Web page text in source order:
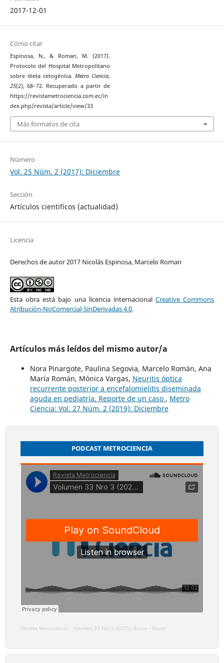
2017-12-01
Cómo citar
Espinosa, N., & Roman, M. (2017).
Protocolo del Hospital Metropolitano
sobre dieta cetogénica. Metro Ciencia,
25(2), 68–72. Recuperado a partir de
https://revistametrociencia.com.ec/in
dex.php/revista/article/view/33
Más formatos de cita
Número
Vol. 25 Núm. 2 (2017): Diciembre
Sección
Artículos cientificos (actualidad)
Licencia
Derechos de autor 2017 Nicolás Espinosa, Marcelo Roman
Esta obra está bajo una licencia internacional Creative Commons
Atribución-NoComercial-SinDerivadas 4.0.
Artículos más leídos del mismo autor/a
Nora Pinargote, Paulina Segovia, Marcelo Román, Ana
María Román, Mónica Vargas, Neuritis óptica
recurrente posterior a encefalomielitis diseminada
aguda en pediatría. Reporte de un caso , Metro
Ciencia: Vol. 27 Núm. 2 (2019): Diciembre
PODCAST METROCIENCIA
Revista Metrociencia · Volumen 33 Nro 3 (2025), Enero - Marzo